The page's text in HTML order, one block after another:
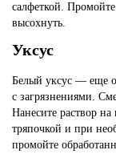
салфеткой.
высохнуть.
Уксус
Белый уксус — еще
с загрязнениями.
Нанесите раствор
тряпочкой и при
промойте